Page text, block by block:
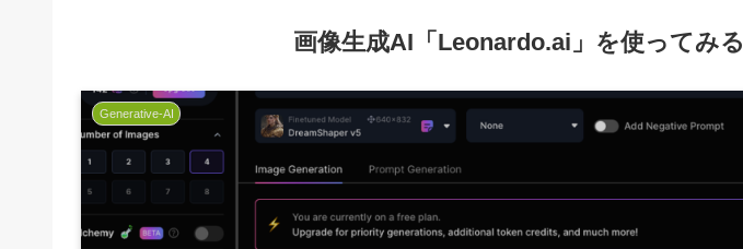
画像生成AI「Leonardo.ai」を使ってみる
Generative-AI